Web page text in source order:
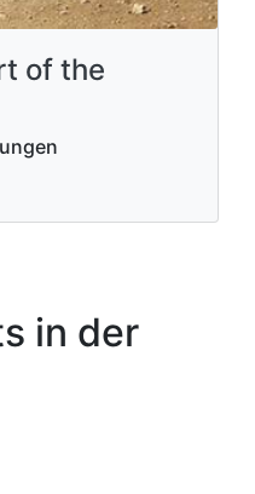
of the
in der